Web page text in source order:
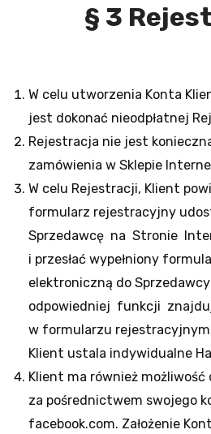
§ 3
W celu utworzenia Konta
jest dokonać nieodpłatnej
Rejestracja nie jest
zamówienia w Sklepie
W celu Rejestracji, Klient
formularz rejestracyjny
Sprzedawcę na Stronie
i przesłać wypełniony
elektroniczną do
odpowiedniej funkcji
w formularzu
Klient ustala indywidualne
Klient ma również możliwość
za pośrednictwem swojego
facebook.com. Założenie